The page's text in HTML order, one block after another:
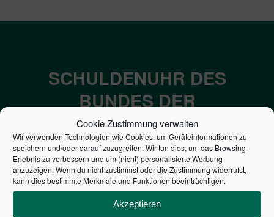
Cookie Zustimmung verwalten
Wir verwenden Technologien wie Cookies, um Geräteinformationen zu
speichern und/oder darauf zuzugreifen. Wir tun dies, um das Browsing-
Erlebnis zu verbessern und um (nicht) personalisierte Werbung
anzuzeigen. Wenn du nicht zustimmst oder die Zustimmung widerrufst,
kann dies bestimmte Merkmale und Funktionen beeinträchtigen.
Akzeptieren
SCHULDENUHR DES
BUNDES DER
STEUERZAHLER
7,052€
NEUVERSCHULDUNG